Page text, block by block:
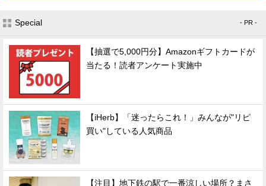
Special - PR -
【抽選で5,000円分】Amazonギフトカードが
当たる！読者アンケート実施中
【iHerb】「迷ったらこれ！」みんなが"リピ
買い"している人気商品
【注目】地下鉄の駅で一番涼しい場所？まさ